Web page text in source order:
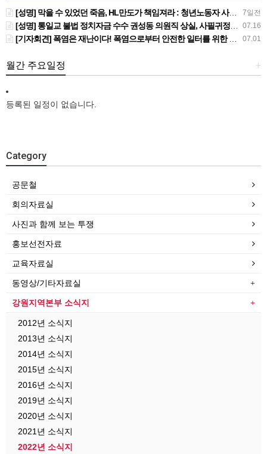
7일전
[성명] 막을 수 있었던 죽음, HL만도가 책임져라 : 청년노동자 사망사고의 철저한 진상규명과 재발방지 대책 마련하라
07.16
[성명] 통일교 불법 정치자금 수수 권성동 의원직 상실, 사필귀정이다
07.01
[기자회견] 폭염은 재난이다! 폭염으로부터 안전한 일터를 위한 민주노총 강원지역본부 폭염감시단 선포 기자회견
+
월간 주요일정
등록된 일정이 없습니다.
Category
공문철
회의자료실
사진과 함께 보는 투쟁
홍보선전자료
교육자료실
동영상/기타자료실
강원지역본부 소식지
2012년 소식지
2013년 소식지
2014년 소식지
2015년 소식지
2016년 소식지
2019년 소식지
2020년 소식지
2021년 소식지
2022년 소식지